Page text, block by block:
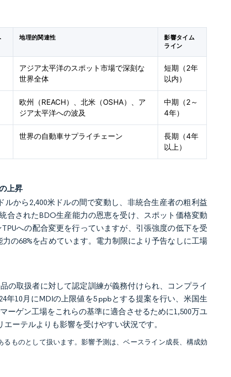
地理的関連性
影響タイム
ライン
アジア太平洋のスポット市場で深刻な
世界全体
短期（2年
以内）
欧州（REACH）、北米（OSHA）、ア
ジア太平洋への波及
中期（2～
4年）
世界の自動車サプライチェーン
長期（4年
以上）
上昇
ルから2,400米ドルの間で変動し、非統合生産者の粗利益
合されたBDO生産能力の恩恵を受け、スポット価格変動
への配合変更を行っていますが、引張強度の低下を受
の68%を占めています。電力制限により予告なしに工場
の取扱者に対して認定訓練が義務付けられ、コンプライ
年10月にMDIの上限値を5 ppbとする提案を行い、米国生
ーゲン工場をこれらの基準に適合させるために1,500万ユ
ーテルよりも影響を受けやすい状況です。
ものとして扱います。影響予測は、ベースライン成長、構成効